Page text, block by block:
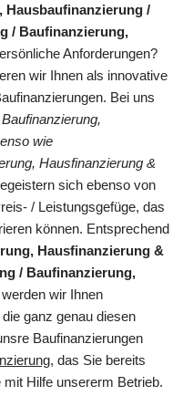
Hausbaufinanzierung /
/ Baufinanzierung,
Anforderungen?
wir Ihnen als innovative
Bei uns
Baufinanzierung,
wie
Hausfinanzierung &
sich ebenso von
/ Leistungsgefüge, das
können. Entsprechend
Hausfinanzierung &
/ Baufinanzierung,
werden wir Ihnen
ganz genau diesen
Baufinanzierungen
, das Sie bereits
Hilfe unsererm Betrieb.